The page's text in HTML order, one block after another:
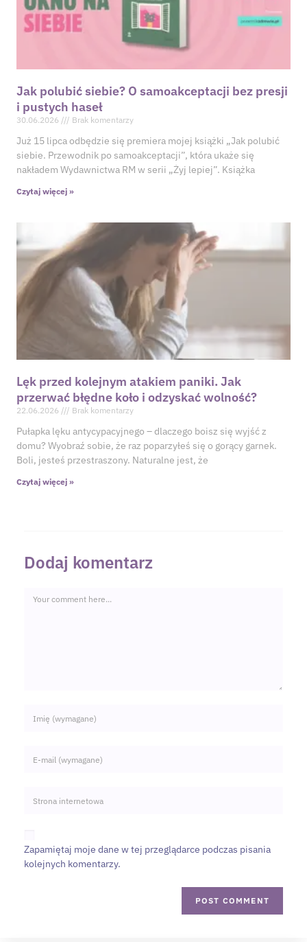
Jak polubić siebie? O samoakceptacji bez presji
i pustych haseł
30.06.2026 Brak komentarzy
Już 15 lipca odbędzie się premiera mojej książki „Jak polubić
siebie. Przewodnik po samoakceptacji”, która ukaże się
nakładem Wydawnictwa RM w serii „Żyj lepiej”. Książka
Czytaj więcej »
Lęk przed kolejnym atakiem paniki. Jak
przerwać błędne koło i odzyskać wolność?
22.06.2026 Brak komentarzy
Pułapka lęku antycypacyjnego – dlaczego boisz się wyjść z
domu? Wyobraź sobie, że raz poparzyłeś się o gorący garnek.
Boli, jesteś przestraszony. Naturalne jest, że
Czytaj więcej »
Dodaj komentarz
Zapamiętaj moje dane w tej przeglądarce podczas pisania
kolejnych komentarzy.